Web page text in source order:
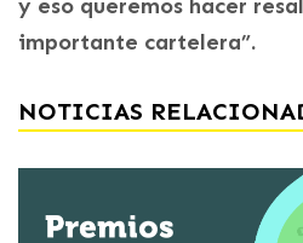
y eso queremos hacer
importante cartelera”.
NOTICIAS